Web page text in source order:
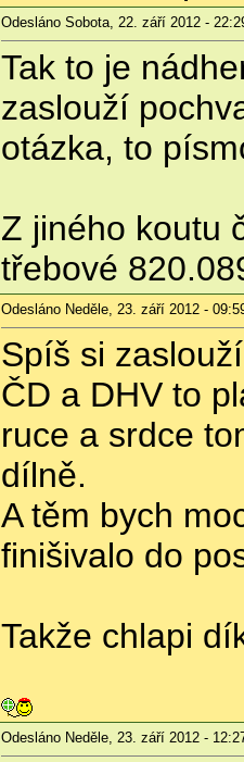
Odesláno Sobota, 22. září 2012 -
Tak to je
zaslouží
otázka, to
Z jiného koutu
třebové
Odesláno Neděle, 23. září 2012 -
Spíš si
ČD a DHV to
ruce a srdce
dílně.
A těm bych
finišivalo do
Takže chlapi
Odesláno Neděle, 23. září 2012 -